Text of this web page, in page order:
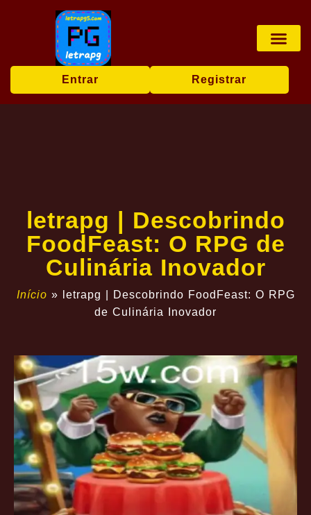
Entrar Registrar
letrapg | Descobrindo
FoodFeast: O RPG de
Culinária Inovador
Início »
letrapg | Descobrindo FoodFeast: O RPG
de Culinária Inovador